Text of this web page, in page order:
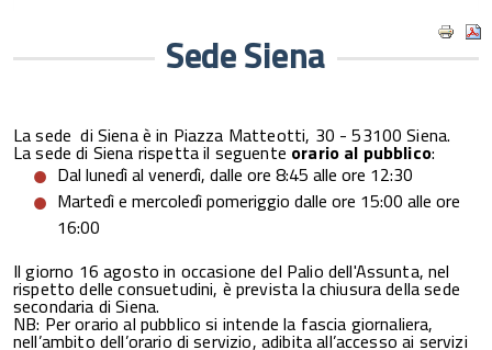
Sede Siena
La sede di Siena è in Piazza Matteotti, 30 - 53100 Siena.
La sede di Siena rispetta il seguente orario al pubblico:
Dal lunedì al venerdì, dalle ore 8:45 alle ore 12:30
Martedì e mercoledì pomeriggio dalle ore 15:00 alle ore
16:00
Il giorno 16 agosto in occasione del Palio dell'Assunta, nel
rispetto delle consuetudini, è prevista la chiusura della sede
secondaria di Siena.
NB: Per orario al pubblico si intende la fascia giornaliera,
nell’ambito dell’orario di servizio, adibita all’accesso ai servizi